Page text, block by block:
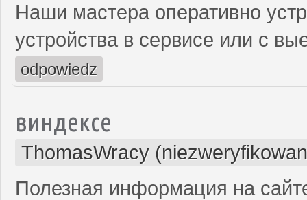
Наши мастера оперативно
устройства в сервисе или с
odpowiedz
виндексе
ThomasWracy
Полезная информация на